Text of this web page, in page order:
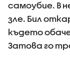
самоубие. В
зле. Бил
където
Затова го